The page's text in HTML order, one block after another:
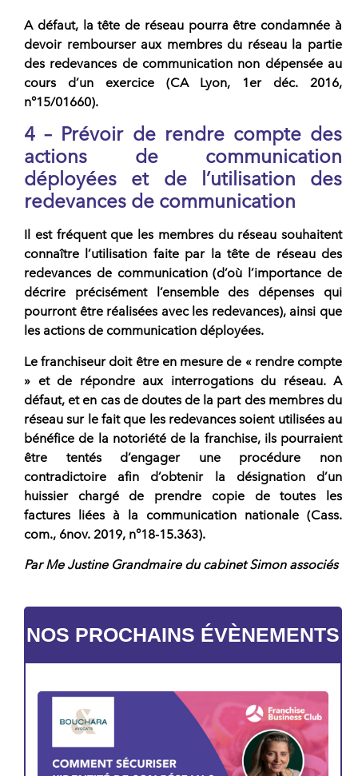
A défaut, la tête de réseau pourra être condamnée à
devoir rembourser aux membres du réseau la partie
des redevances de communication non dépensée au
cours d’un exercice (CA Lyon, 1er déc. 2016,
n°15/01660).
4 – Prévoir de rendre compte des
actions de communication
déployées et de l’utilisation des
redevances de communication
Il est fréquent que les membres du réseau souhaitent
connaître l’utilisation faite par la tête de réseau des
redevances de communication (d’où l’importance de
décrire précisément l’ensemble des dépenses qui
pourront être réalisées avec les redevances), ainsi que
les actions de communication déployées.
Lefranchiseur doit être en mesure de « rendre compte
» et de répondre aux interrogations du réseau. A
défaut, et en cas de doutes de la part des membres du
réseau sur le fait que les redevances soient utilisées au
bénéfice de la notoriété de la franchise, ils pourraient
être tentés d’engager une procédure non
contradictoire afin d’obtenir la désignation d’un
huissier chargé de prendre copie de toutes les
factures liées à la communication nationale (Cass.
com., 6nov. 2019, n°18-15.363).
Par Me Justine Grandmaire du cabinet Simon associés
NOS PROCHAINS ÉVÈNEMENTS